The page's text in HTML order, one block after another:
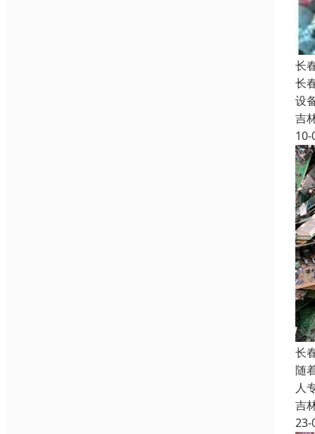
长
长
设
吉
10-
长
随
人
吉
23-